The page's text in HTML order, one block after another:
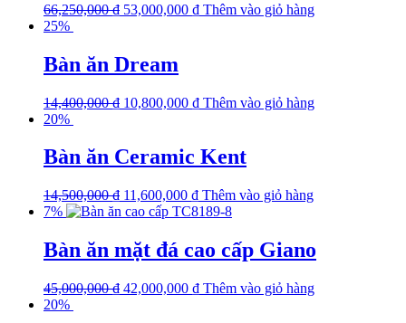
66,250,000₫ 53,000,000 ₫ Thêm vào giỏ hàng
25%
Bàn ăn Dream
14,400,000₫ 10,800,000 ₫ Thêm vào giỏ hàng
20%
Bàn ăn Ceramic Kent
14,500,000₫ 11,600,000 ₫ Thêm vào giỏ hàng
7%
Bàn ăn mặt đá cao cấp Giano
45,000,000₫ 42,000,000 ₫ Thêm vào giỏ hàng
20%